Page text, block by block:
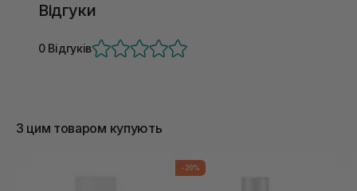
Відгуки
0 Відгуків
З цим товаром купують
-20%